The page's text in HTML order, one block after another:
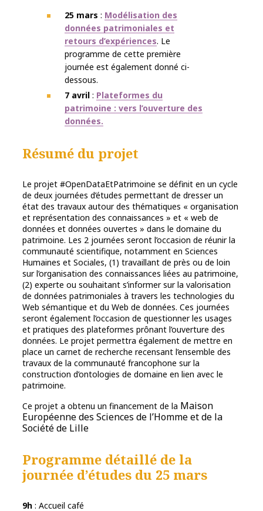
25 mars : Modélisation des
données patrimoniales et
retours d’expériences. Le
programme de cette première
journée est également donné ci-
dessous.
7 avril : Plateformes du
patrimoine : vers l’ouverture des
données.
Résumé du projet
Le projet #OpenDataEtPatrimoine se définit en un cycle
de deux journées d’études permettant de dresser un
état des travaux autour des thématiques « organisation
et représentation des connaissances » et « web de
données et données ouvertes » dans le domaine du
patrimoine. Les 2 journées seront l’occasion de réunir la
communauté scientifique, notamment en Sciences
Humaines et Sociales, (1) travaillant de près ou de loin
sur l’organisation des connaissances liées au patrimoine,
(2) experte ou souhaitant s’informer sur la valorisation
de données patrimoniales à travers les technologies du
Web sémantique et du Web de données. Ces journées
seront également l’occasion de questionner les usages
et pratiques des plateformes prônant l’ouverture des
données. Le projet permettra également de mettre en
place un carnet de recherche recensant l’ensemble des
travaux de la communauté francophone sur la
construction d’ontologies de domaine en lien avec le
patrimoine.
Ce projet a obtenu un financement de la Maison
Européenne des Sciences de l’Homme et de la
Société de Lille
Programme détaillé de la
journée d’études du 25 mars
9h : Accueil café